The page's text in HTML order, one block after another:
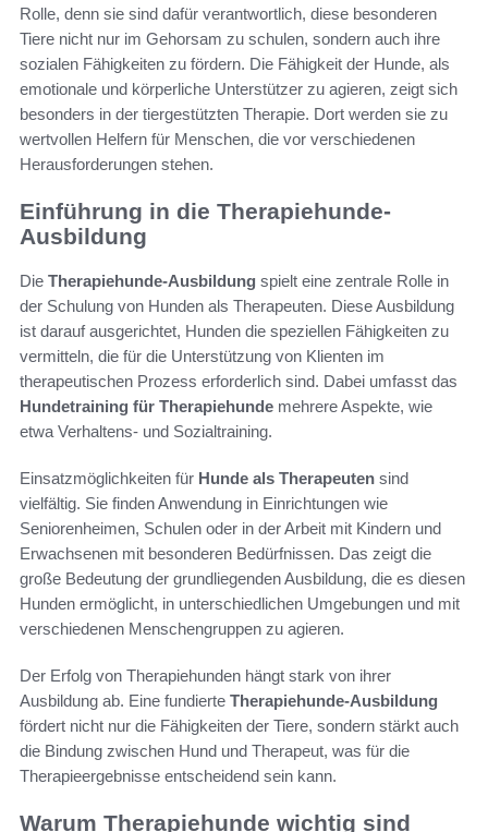
Rolle, denn sie sind dafür verantwortlich, diese besonderen
Tiere nicht nur im Gehorsam zu schulen, sondern auch ihre
sozialen Fähigkeiten zu fördern. Die Fähigkeit der Hunde, als
emotionale und körperliche Unterstützer zu agieren, zeigt sich
besonders in der tiergestützten Therapie. Dort werden sie zu
wertvollen Helfern für Menschen, die vor verschiedenen
Herausforderungen stehen.
Einführung in die Therapiehunde-
Ausbildung
Die Therapiehunde-Ausbildung spielt eine zentrale Rolle in
der Schulung von Hunden als Therapeuten. Diese Ausbildung
ist darauf ausgerichtet, Hunden die speziellen Fähigkeiten zu
vermitteln, die für die Unterstützung von Klienten im
therapeutischen Prozess erforderlich sind. Dabei umfasst das
Hundetraining für Therapiehunde mehrere Aspekte, wie
etwa Verhaltens- und Sozialtraining.
Einsatzmöglichkeiten für Hunde als Therapeuten sind
vielfältig. Sie finden Anwendung in Einrichtungen wie
Seniorenheimen, Schulen oder in der Arbeit mit Kindern und
Erwachsenen mit besonderen Bedürfnissen. Das zeigt die
große Bedeutung der grundliegenden Ausbildung, die es diesen
Hunden ermöglicht, in unterschiedlichen Umgebungen und mit
verschiedenen Menschengruppen zu agieren.
Der Erfolg von Therapiehunden hängt stark von ihrer
Ausbildung ab. Eine fundierte Therapiehunde-Ausbildung
fördert nicht nur die Fähigkeiten der Tiere, sondern stärkt auch
die Bindung zwischen Hund und Therapeut, was für die
Therapieergebnisse entscheidend sein kann.
Warum Therapiehunde wichtig sind